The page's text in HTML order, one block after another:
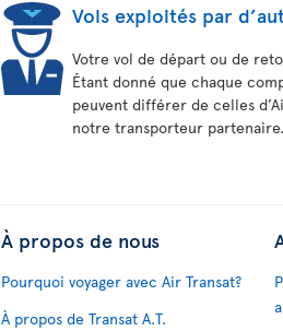
Vols exploités par
Votre vol de départ ou de
Étant donné que chaque
peuvent différer de celles
notre transporteur partenaire.
À propos de nous
Pourquoi voyager avec Air Transat?
À propos de Transat A.T.